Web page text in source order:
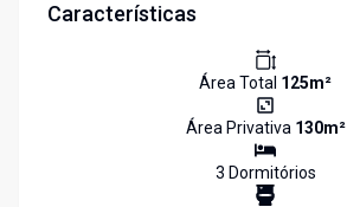
Características
Área Total 125m²
Área Privativa 130m²
3 Dormitórios